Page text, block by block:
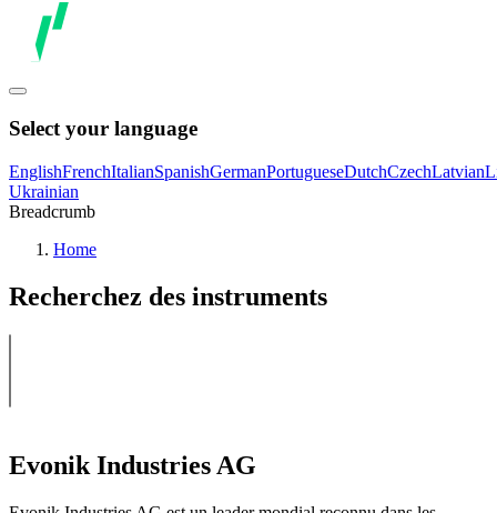
Select your language
EnglishFrenchItalianSpanishGermanPortugueseDutchCzechLatvian
Ukrainian
Breadcrumb
Home
Recherchez des instruments
Evonik Industries AG